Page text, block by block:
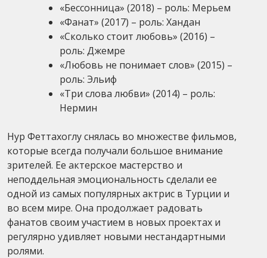
«Бессонница» (2018) – роль: Мерьем
«Фанат» (2017) – роль: Хандан
«Сколько стоит любовь» (2016) –
роль: Джемре
«Любовь не понимает слов» (2015) –
роль: Эльиф
«Три слова любви» (2014) – роль:
Нермин
Нур Феттахоглу снялась во множестве фильмов,
которые всегда получали большое внимание
зрителей. Ее актерское мастерство и
неподдельная эмоциональность сделали ее
одной из самых популярных актрис в Турции и
во всем мире. Она продолжает радовать
фанатов своим участием в новых проектах и
регулярно удивляет новыми нестандартными
ролями.